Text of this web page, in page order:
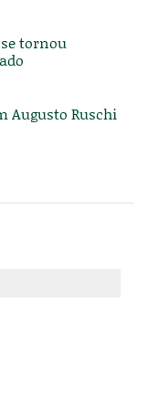
tornou
Augusto Ruschi